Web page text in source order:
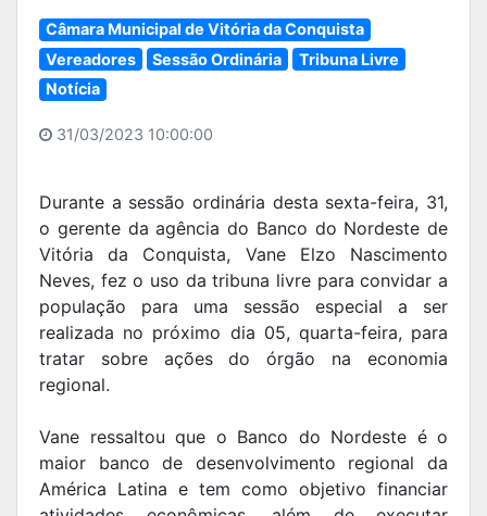
Câmara Municipal de Vitória da Conquista
Vereadores
Sessão Ordinária
Tribuna Livre
Notícia
31/03/2023 10:00:00
Durante a sessão ordinária desta sexta-feira, 31,
o gerente da agência do Banco do Nordeste de
Vitória da Conquista, Vane Elzo Nascimento
Neves, fez o uso da tribuna livre para convidar a
população para uma sessão especial a ser
realizada no próximo dia 05, quarta-feira, para
tratar sobre ações do órgão na economia
regional.
Vane ressaltou que o Banco do Nordeste é o
maior banco de desenvolvimento regional da
América Latina e tem como objetivo financiar